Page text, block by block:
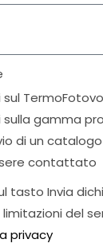
sul
sulla gamma
di un
contattato
tasto Invia
del
privacy